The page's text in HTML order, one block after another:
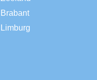
Brabant
Limburg